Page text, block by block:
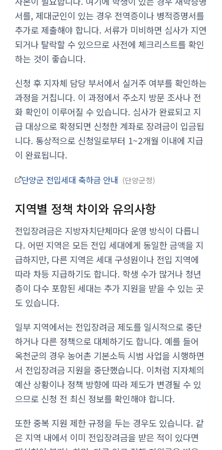
서를, 제대군인이 있는 경우 전역증이나 병적증명서를
추가로 제출해야 합니다. 서류가 미비하면 심사가 지연
되거나 탈락할 수 있으므로 사전에 체크리스트를 확인
하는 것이 좋습니다.
신청 후 지자체 담당 부서에서 실거주 여부를 확인하는
과정을 거칩니다. 이 과정에서 주소지 방문 조사나 전
화 확인이 이루어질 수 있습니다. 심사가 완료되고 지
급 대상으로 확정되면 신청한 계좌로 장려금이 입금됩
니다. 통상적으로 신청일로부터 1~2개월 이내에 지급
이 완료됩니다.
단양군 전입세대 축하금 안내 단양군청
지역별 정책 차이와 유의사항
전입장려금은 지방자치단체마다 운영 방식이 다릅니
다. 어떤 지역은 모든 전입 세대에게 동일한 금액을 지
급하지만, 다른 지역은 세대 구성원이나 전입 지역에
따라 차등 지급하기도 합니다. 학생 수가 많거나 청년
층이 다수 포함된 세대는 추가 지원을 받을 수 있는 곳
도 있습니다.
일부 지역에서는 전입장려금 제도를 일시적으로 중단
하거나 다른 정책으로 대체하기도 합니다. 예를 들어
옥천군의 경우 농어촌 기본소득 시범 사업을 시행하면
서 전입장려금 지원을 중단했습니다. 이처럼 지자체의
예산 상황이나 정책 방향에 따라 제도가 변경될 수 있
으므로 신청 전 최신 정보를 확인해야 합니다.
또한 중복 지원 제한 규정을 두는 경우도 있습니다. 같
은 지역 내에서 이미 전입장려금을 받은 적이 있다면